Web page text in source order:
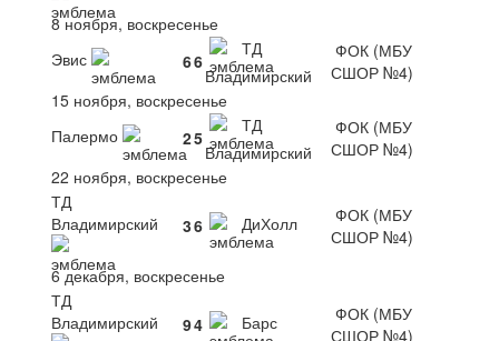
8 ноября, воскресенье
Эвис
66
ТД
Владимирский
ФОК (МБУ
СШОР №4)
15 ноября, воскресенье
Палермо
25
ТД
Владимирский
ФОК (МБУ
СШОР №4)
22 ноября, воскресенье
ТД
Владимирский
36 ДиХолл
ФОК (МБУ
СШОР №4)
6 декабря, воскресенье
ТД
Владимирский
94 Барс
ФОК (МБУ
СШОР №4)